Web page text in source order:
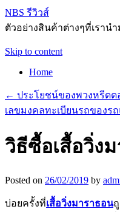
NBS รีวิวส์
ตัวอย่างสินค้าต่างๆที่เราน
Skip to content
Home
← ประโยชน์ของพวงหรีด
เลขมงคลทะเบียนรถของร
วิธีซื้อเสื้อวิ่ง
Posted on 26/02/2019 by
บ่อยครั้งที่เสื้อวิ่งมาราธอน